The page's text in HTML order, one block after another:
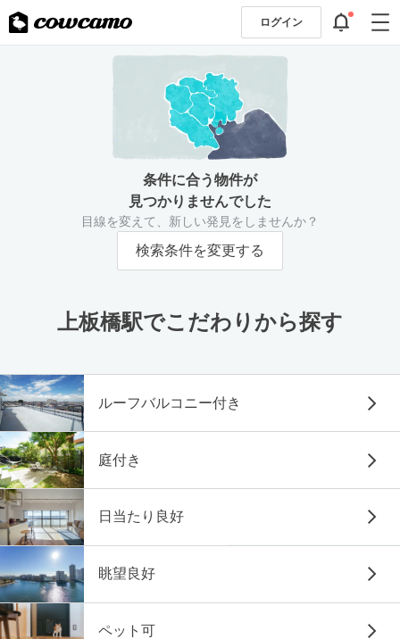
ログイン
条件に合う物件が
見つかりませんでした
目線を変えて、新しい発見をしませんか？
検索条件を変更する
上板橋駅でこだわりから探す
ルーフバルコニー付き
庭付き
日当たり良好
眺望良好
ペット可